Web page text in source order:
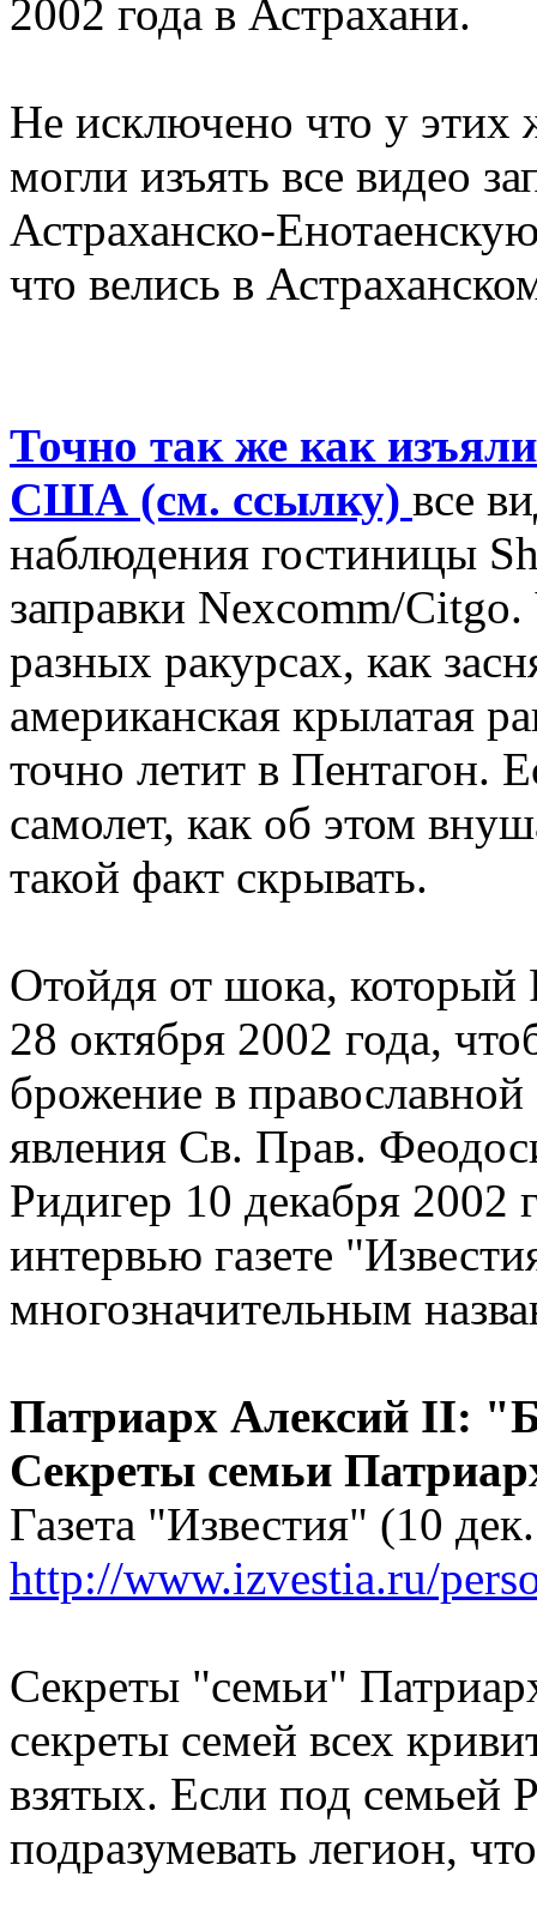
2002 года в Астрахани.
Не исключено что у этих
могли изъять все видео
Астраханско-
что велись в
Точно так же как
США (см. ссылку) все
наблюдения гостиницы
заправки Nexcomm/
разных ракурсах, как
американская крылатая
точно летит в Пентагон.
самолет, как об этом
такой факт скрывать.
Отойдя от шока, который
28 октября 2002 года,
брожение в православной
явления Св. Прав.
Ридигер 10 декабря 2002
интервью газете
многозначительным
Патриарх Алексий II:
Секреты семьи
Газета "Известия" (10
http://www.izvestia.ru/
Секреты "семьи"
секреты семей всех
взятых. Если под семьей
подразумевать легион,